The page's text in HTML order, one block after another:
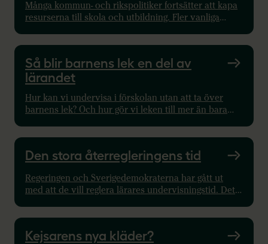
Många kommun- och rikspolitiker fortsätter att kapa
resurserna till skola och utbildning. Fler vanliga
Så blir barnens lek en del av
lärandet
Hur kan vi undervisa i förskolan utan att ta över
barnens lek? Och hur gör vi leken till mer än bara
Den stora återregleringens tid
Regeringen och Sverigedemokraterna har gått ut
med att de vill reglera lärares undervisningstid. Det
ha. Ett sådant tak ska leda till att lektioner hinner
Kejsarens nya kläder?